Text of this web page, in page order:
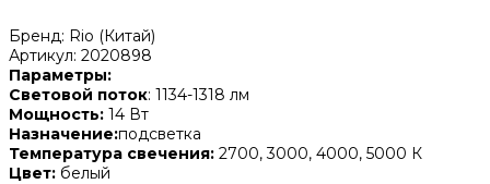
Бренд: Rio (Китай)
Артикул: 2020898
Параметры:
Световой поток: 1134-1318 лм
Мощность: 14 Вт
Назначение:подсветка
Температура свечения: 2700, 3000, 4000, 5000 К
Цвет: белый